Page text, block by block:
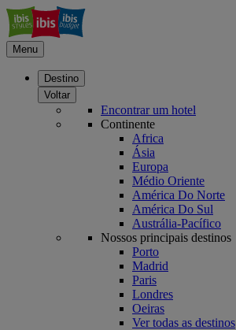
Menu
Destino
Voltar
Encontrar um hotel
Continente
Africa
Ásia
Europa
Médio Oriente
América Do Norte
América Do Sul
Austrália-Pacífico
Nossos principais destinos
Porto
Madrid
Paris
Londres
Oeiras
Ver todas as destinos